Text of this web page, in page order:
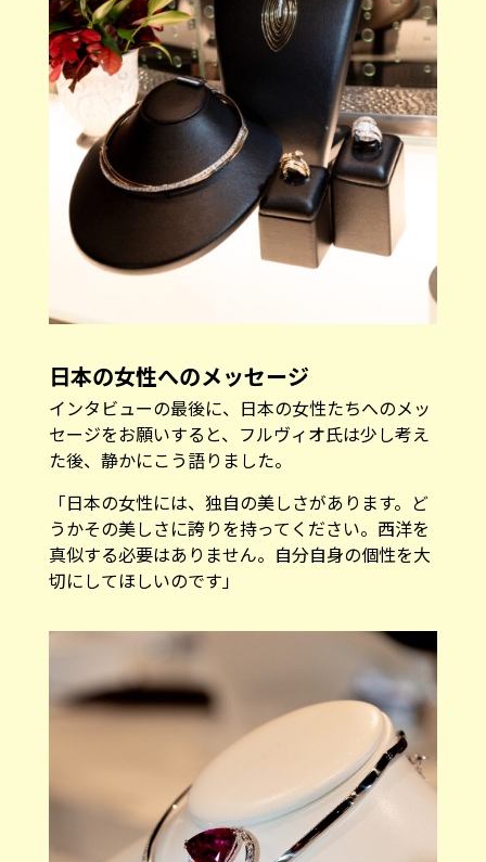
日本の女性へのメッセージ
インタビューの最後に、日本の女性たちへのメッ
セージをお願いすると、フルヴィオ氏は少し考え
た後、静かにこう語りました。
「日本の女性には、独自の美しさがあります。ど
うかその美しさに誇りを持ってください。西洋を
真似する必要はありません。自分自身の個性を大
切にしてほしいのです」